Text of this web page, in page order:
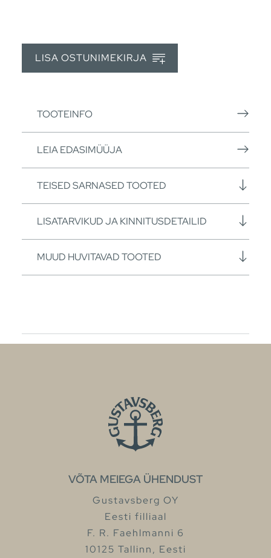
LISA OSTUNIMEKIRJA
TOOTEINFO
LEIA EDASIMÜÜJA
TEISED SARNASED TOOTED
LISATARVIKUD JA KINNITUSDETAILID
MUUD HUVITAVAD TOOTED
VÕTA MEIEGA ÜHENDUST
Gustavsberg OY
Eesti filliaal
F. R. Faehlmanni 6
10125 Tallinn, Eesti